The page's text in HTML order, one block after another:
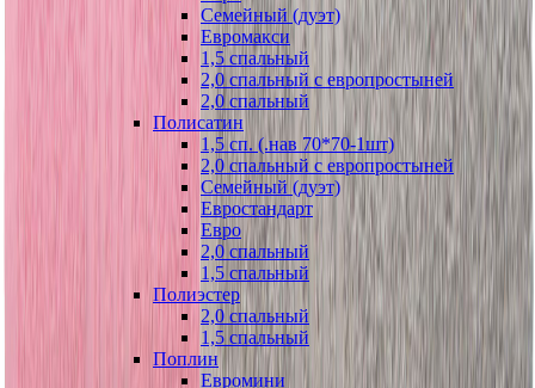
Семейный (дуэт)
Евромакси
1,5 спальный
2,0 спальный с европростыней
2,0 спальный
Полисатин
1,5 сп. (.нав 70*70-1шт)
2,0 спальный с европростыней
Семейный (дуэт)
Евростандарт
Евро
2,0 спальный
1,5 спальный
Полиэстер
2,0 спальный
1,5 спальный
Поплин
Евромини